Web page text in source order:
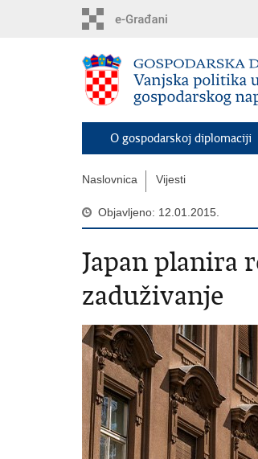
O gospodarskoj diplomaciji
Naslovnica Vijesti
Objavljeno: 12.01.2015.
Japan planira
zaduživanje